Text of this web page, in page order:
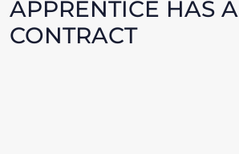
APPRENTICE HAS
CONTRACT